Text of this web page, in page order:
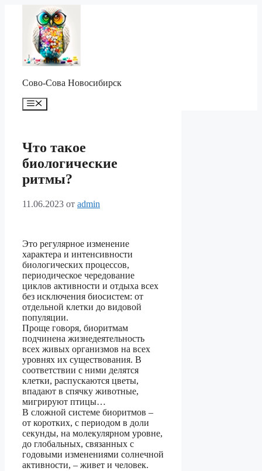
содержимому
Сово-Сова Новосибирск
Меню
Что такое
биологические
ритмы?
11.06.2023 от admin
Это регулярное изменение
характера и интенсивности
биологических процессов,
периодическое чередование
циклов активности и отдыха всех
без исключения биосистем: от
отдельной клетки до видовой
популяции.
Проще говоря, биоритмам
подчинена жизнедеятельность
всех живых организмов на всех
уровнях их существования. В
соответствии с ними делятся
клетки, распускаются цветы,
впадают в спячку животные,
мигрируют птицы…
В сложной системе биоритмов –
от коротких, с периодом в доли
секунды, на молекулярном уровне,
до глобальных, связанных с
годовыми изменениями солнечной
активности, – живет и человек.